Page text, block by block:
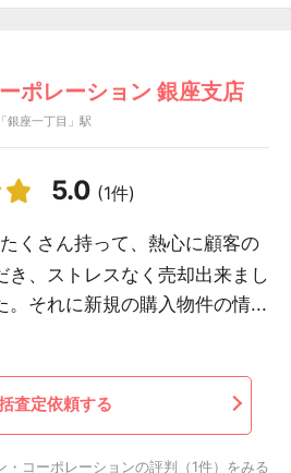
ポレーション 銀座支店
銀座一丁目」駅
5.0 (1件)
くさん持って、熱心に顧客の
き、ストレスなく売却出来まし
。それに新規の購入物件の情...
査定依頼する
・コーポレーションの評判（1件）をみる